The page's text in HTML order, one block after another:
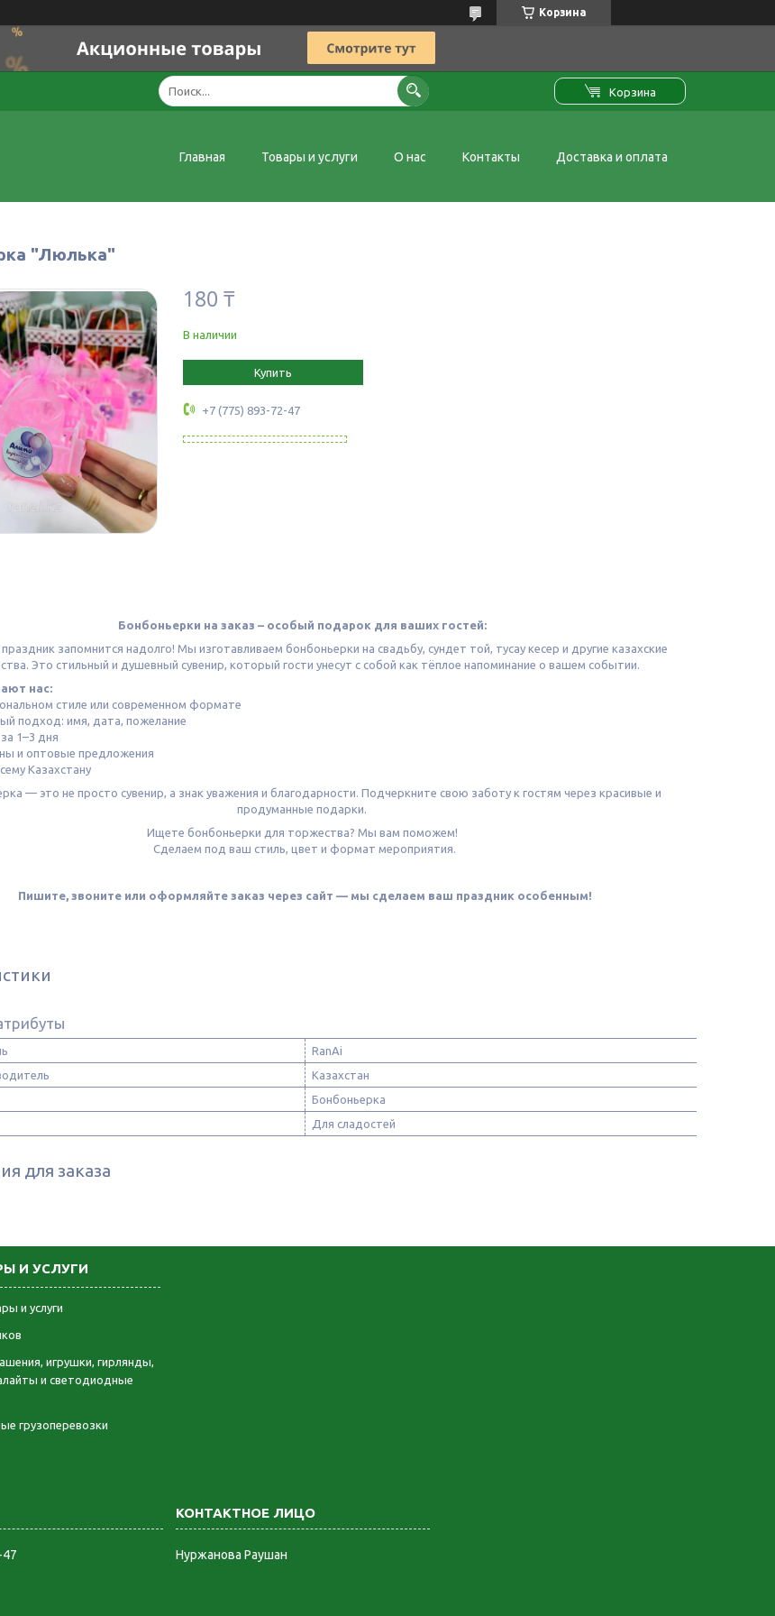
Корзина
Корзина
Главная Товары и услуги О нас Контакты Доставка и оплата
"Люлька"
180 ₸
В наличии
Купить
+7 (775) 893-72-47
Бонбоньерки на заказ – особый подарок для ваших гостей:
запомнится надолго! Мы изготавливаем бонбоньерки на свадьбу, сундет той, тусау кесер и другие казахские
Это стильный и душевный сувенир, который гости унесут с собой как тёплое напоминание о вашем событии.
нас:
стиле или современном формате
подход: имя, дата, пожелание
1–3 дня
и оптовые предложения
Казахстану
— это не просто сувенир, а знак уважения и благодарности. Подчеркните свою заботу к гостям через красивые и
продуманные подарки.
Ищете бонбоньерки для торжества? Мы вам поможем!
Сделаем под ваш стиль, цвет и формат мероприятия.
Пишите, звоните или оформляйте заказ через сайт — мы сделаем ваш праздник особенным!
RanAi
Казахстан
Бонбоньерка
Для сладостей
для заказа
И УСЛУГИ
и услуги
игрушки, гирлянды,
и светодиодные
грузоперевозки
47 Нуржанова Раушан